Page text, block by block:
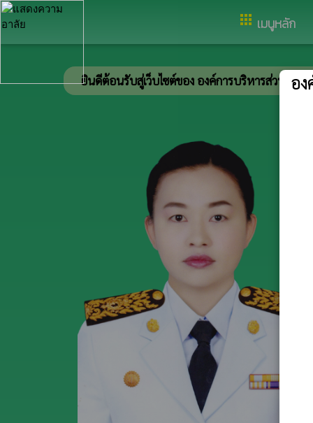
apps เมนูหลัก
ยินดีต้อนรับสู่เว็บไซต์ของ องค์การบริหารส่วนตำบลเหล่าพร
อ